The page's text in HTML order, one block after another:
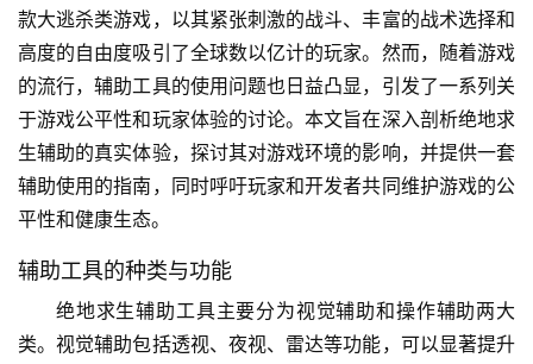
款大逃杀类游戏，以其紧张刺激的战斗、丰富的战术选择和
高度的自由度吸引了全球数以亿计的玩家。然而，随着游戏
的流行，辅助工具的使用问题也日益凸显，引发了一系列关
于游戏公平性和玩家体验的讨论。本文旨在深入剖析绝地求
生辅助的真实体验，探讨其对游戏环境的影响，并提供一套
辅助使用的指南，同时呼吁玩家和开发者共同维护游戏的公
平性和健康生态。
辅助工具的种类与功能
绝地求生辅助工具主要分为视觉辅助和操作辅助两大
类。视觉辅助包括透视、夜视、雷达等功能，可以显著提升